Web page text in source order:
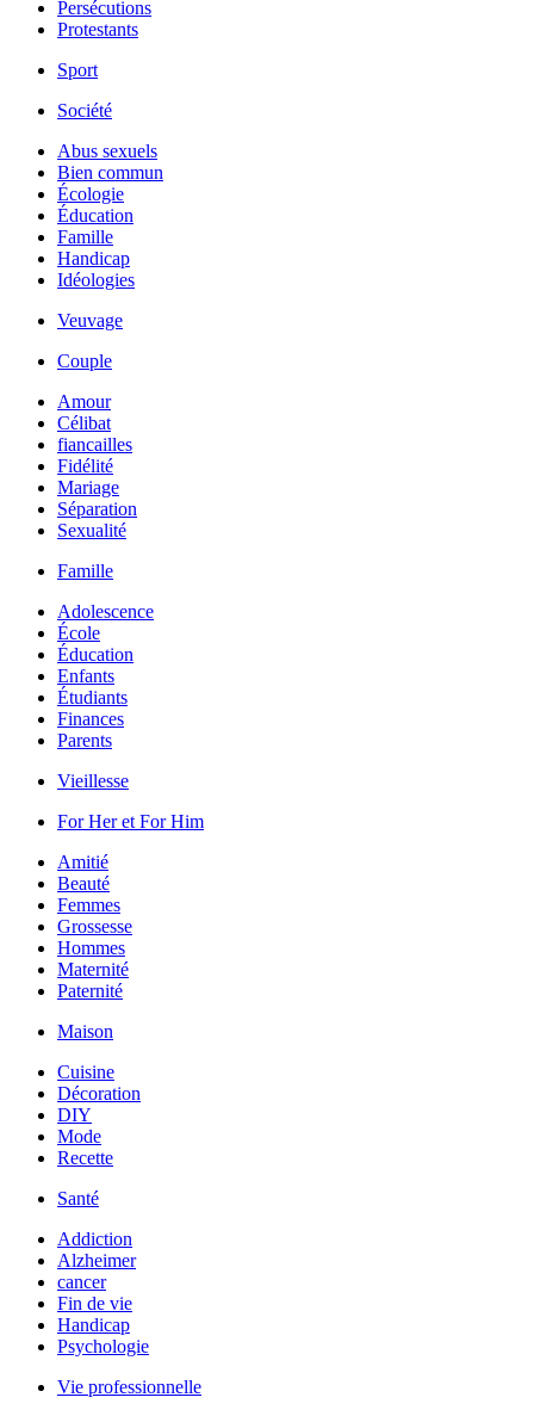
Persécutions
Protestants
Sport
Société
Abus sexuels
Bien commun
Écologie
Éducation
Famille
Handicap
Idéologies
Veuvage
Couple
Amour
Célibat
fiancailles
Fidélité
Mariage
Séparation
Sexualité
Famille
Adolescence
École
Éducation
Enfants
Étudiants
Finances
Parents
Vieillesse
For Her et For Him
Amitié
Beauté
Femmes
Grossesse
Hommes
Maternité
Paternité
Maison
Cuisine
Décoration
DIY
Mode
Recette
Santé
Addiction
Alzheimer
cancer
Fin de vie
Handicap
Psychologie
Vie professionnelle